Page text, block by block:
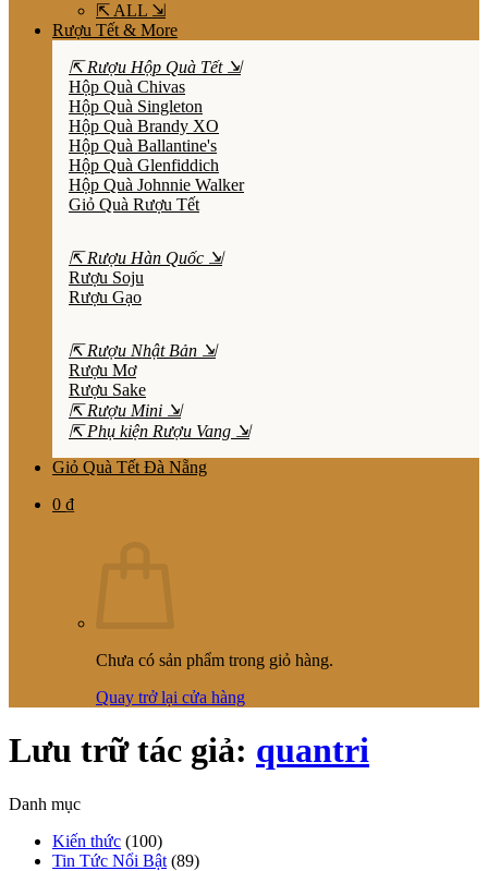
⇱ ALL ⇲
Rượu Tết & More
⇱ Rượu Hộp Quà Tết ⇲
Hộp Quà Chivas
Hộp Quà Singleton
Hộp Quà Brandy XO
Hộp Quà Ballantine's
Hộp Quà Glenfiddich
Hộp Quà Johnnie Walker
Giỏ Quà Rượu Tết
⇱ Rượu Hàn Quốc ⇲
Rượu Soju
Rượu Gạo
⇱ Rượu Nhật Bản ⇲
Rượu Mơ
Rượu Sake
⇱ Rượu Mini ⇲
⇱ Phụ kiện Rượu Vang ⇲
Giỏ Quà Tết Đà Nẵng
0 ₫
Chưa có sản phẩm trong giỏ hàng.
Quay trở lại cửa hàng
Lưu trữ tác giả: quantri
Danh mục
Kiến thức (100)
Tin Tức Nổi Bật (89)